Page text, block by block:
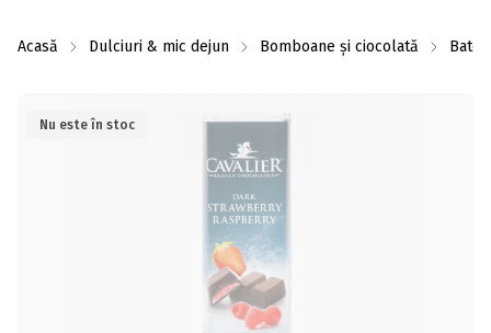
Acasă Dulciuri & mic dejun Bomboane și ciocolată
Nu este în stoc